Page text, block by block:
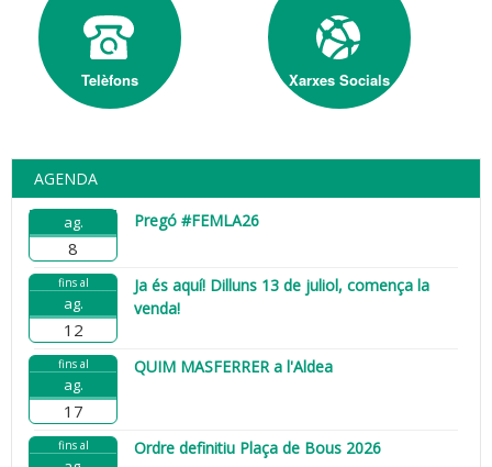
Telèfons Xarxes Socials
AGENDA
ag.
8
Pregó #FEMLA26
fins al
ag.
12
Ja és aquí! Dilluns 13 de juliol, comença la
venda!
fins al
ag.
17
QUIM MASFERRER a l'Aldea
fins al Ordre definitiu Plaça de Bous 2026